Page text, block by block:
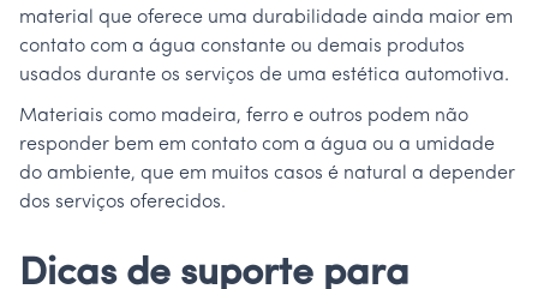
material que oferece uma durabilidade ainda maior em
contato com a água constante ou demais produtos
usados durante os serviços de uma estética automotiva.
Materiais como madeira, ferro e outros podem não
responder bem em contato com a água ou a umidade
do ambiente, que em muitos casos é natural a depender
dos serviços oferecidos.
Dicas de suporte para